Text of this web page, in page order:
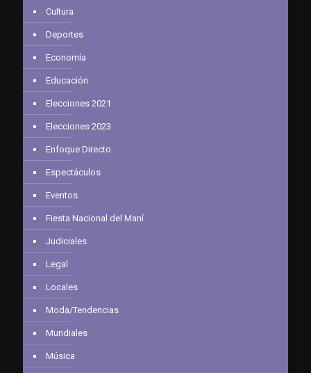
Cultura
Deportes
Economía
Educación
Elecciones 2021
Elecciones 2023
Enfoque Directo
Espectáculos
Eventos
Fiesta Nacional del Maní
Judiciales
Legal
Locales
Moda/Tendencias
Mundiales
Música